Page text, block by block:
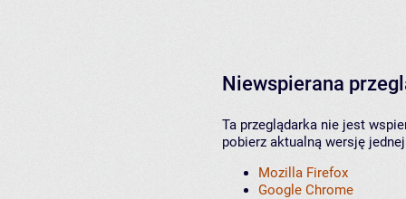
Niewspierana
Ta przeglądarka nie jest
pobierz aktualną wersję
Mozilla Firefox
Google Chrome